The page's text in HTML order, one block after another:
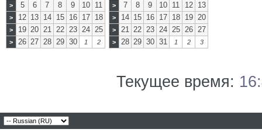
> 5 6 7 8 9 10 11
> 12 13 14 15 16 17 18
> 19 20 21 22 23 24 25
> 26 27 28 29 30 1 2
> 7 8 9 10 11 12 13
> 14 15 16 17 18 19 20
> 21 22 23 24 25 26 27
> 28 29 30 31 1 2 3
Текущее время: